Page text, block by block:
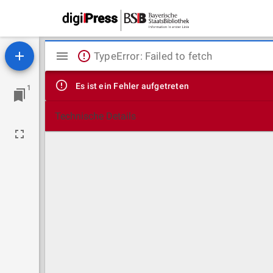
1
Mirador
Viewer
TypeError: Failed to fetch
Es ist ein Fehler aufgetreten
Technische Details